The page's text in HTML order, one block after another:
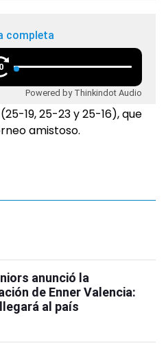
completa
Powered by Thinkindot Audio
19, 25-23 y 25-16), que
amistoso.
anunció la
de Enner Valencia:
al país